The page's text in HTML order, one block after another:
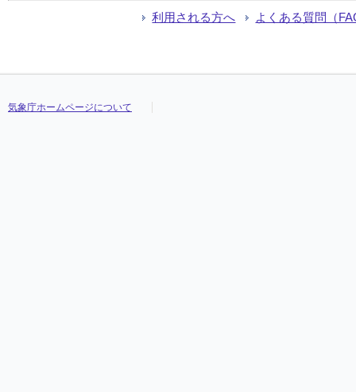
利用される方へ よくある質問（
気象庁ホームページについて